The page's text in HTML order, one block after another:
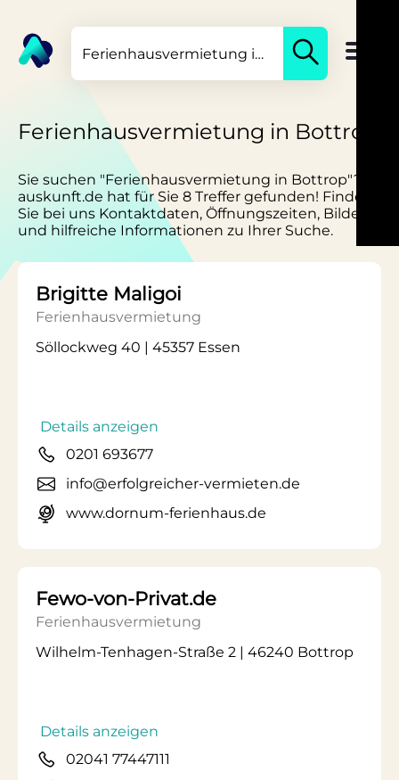
Ferienhausvermietung in Bottrop
Sie suchen "Ferienhausvermietung in Bottrop"?
auskunft.de hat für Sie 8 Treffer gefunden! Finden
Sie bei uns Kontaktdaten, Öffnungszeiten, Bilder
und hilfreiche Informationen zu Ihrer Suche.
Brigitte Maligoi
Ferienhausvermietung
Söllockweg 40 | 45357 Essen
Details anzeigen
0201 693677
info@erfolgreicher-vermieten.de
www.dornum-ferienhaus.de
Fewo-von-Privat.de
Ferienhausvermietung
Wilhelm-Tenhagen-Straße 2 | 46240 Bottrop
Details anzeigen
02041 77447111